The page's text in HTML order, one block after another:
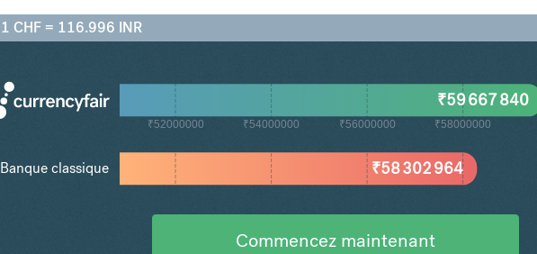
1 CHF = 116.996 INR
₹52000000 ₹54000000 ₹56000000 ₹58000000
₹58 302 964
₹59 667 840
Banque classique
Commencez maintenant